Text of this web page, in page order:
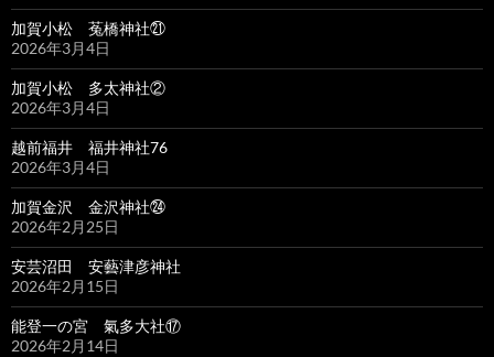
加賀小松 菟橋神社㉑
2026年3月4日
加賀小松 多太神社②
2026年3月4日
越前福井 福井神社76
2026年3月4日
加賀金沢 金沢神社㉔
2026年2月25日
安芸沼田 安藝津彦神社
2026年2月15日
能登一の宮 氣多大社⑰
2026年2月14日